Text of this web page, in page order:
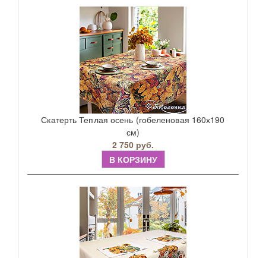
Скатерть Теплая осень (гобеленовая 160х190
см)
2 750 руб.
В КОРЗИНУ